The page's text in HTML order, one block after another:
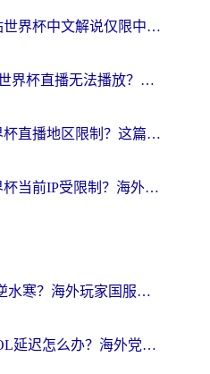
在澳大利亚看B站世界杯中文解说仅限中国大陆？这篇指南帮你打破限制看遍赛事
在海外看CCTV5世界杯直播无法播放？这篇指南让你和国内球迷同步呐喊
在韩国看B站世界杯直播地区限制？这篇指南让你告别“当前地区不可播放”
在越南看B站世界杯当前IP受限制？海外党体育观赛终极指南来了
国外可不可以打逆水寒？海外玩家国服畅玩终极指南（附漫威荒野乱斗加速方案）
在国外玩拳皇98OL延迟怎么办？海外党亲测有效的低延迟指南